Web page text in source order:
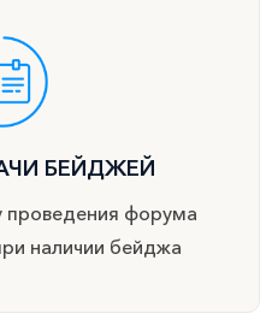
БЕЙДЖЕЙ
проведения форума
наличии бейджа